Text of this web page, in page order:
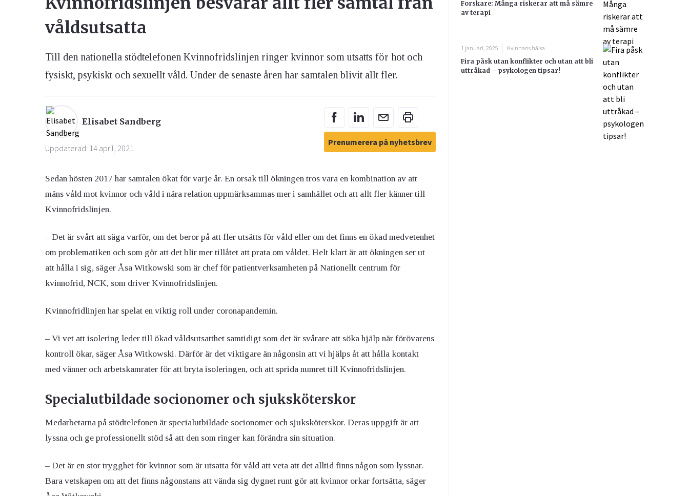
Ögon & Öron
våldsutsatta
Till den nationella stödtelefonen Kvinnofridslinjen ringer kvinnor som utsatts för hot och
fysiskt, psykiskt och sexuellt våld. Under de senaste åren har samtalen blivit allt fler.
Elisabet Sandberg
Uppdaterad: 14 april, 2021
Prenumerera på nyhetsbrev
Sedan hösten 2017 har samtalen ökat för varje år. En orsak till ökningen tros vara en kombination av att
mäns våld mot kvinnor och våld i nära relation uppmärksammas mer i samhället och att allt fler känner till
Kvinnofridslinjen.
– Det är svårt att säga varför, om det beror på att fler utsätts för våld eller om det finns en ökad medvetenhet
om problematiken och som gör att det blir mer tillåtet att prata om våldet. Helt klart är att ökningen ser ut
att hålla i sig, säger Åsa Witkowski som är chef för patientverksamheten på Nationellt centrum för
kvinnofrid, NCK, som driver Kvinnofridslinjen.
Kvinnofridlinjen har spelat en viktig roll under coronapandemin.
– Vi vet att isolering leder till ökad våldsutsatthet samtidigt som det är svårare att söka hjälp när förövarens
kontroll ökar, säger Åsa Witkowski. Därför är det viktigare än någonsin att vi hjälps åt att hålla kontakt
med vänner och arbetskamrater för att bryta isoleringen, och att sprida numret till Kvinnofridslinjen.
Specialutbildade socionomer och sjuksköterskor
Medarbetarna på stödtelefonen är specialutbildade socionomer och sjuksköterskor. Deras uppgift är att
lyssna och ge professionellt stöd så att den som ringer kan förändra sin situation.
– Det är en stor trygghet för kvinnor som är utsatta för våld att veta att det alltid finns någon som lyssnar.
Bara vetskapen om att det finns någonstans att vända sig dygnet runt gör att kvinnor orkar fortsätta, säger
Forskare: Många riskerar att må sämre
av terapi
1 januari, 2025
Kvinnans hälsa
Fira påsk utan konflikter och utan att bli
uttråkad – psykologen tipsar!